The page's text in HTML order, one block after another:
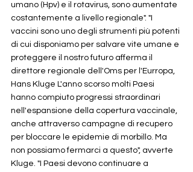
umano (Hpv) e il rotavirus, sono aumentate
costantemente a livello regionale". "I
vaccini sono uno degli strumenti più potenti
di cui disponiamo per salvare vite umane e
proteggere il nostro futuro afferma il
direttore regionale dell'Oms per l'Eurropa,
Hans Kluge L'anno scorso molti Paesi
hanno compiuto progressi straordinari
nell'espansione della copertura vaccinale,
anche attraverso campagne di recupero
per bloccare le epidemie di morbillo. Ma
non possiamo fermarci a questo", avverte
Kluge. "I Paesi devono continuare a